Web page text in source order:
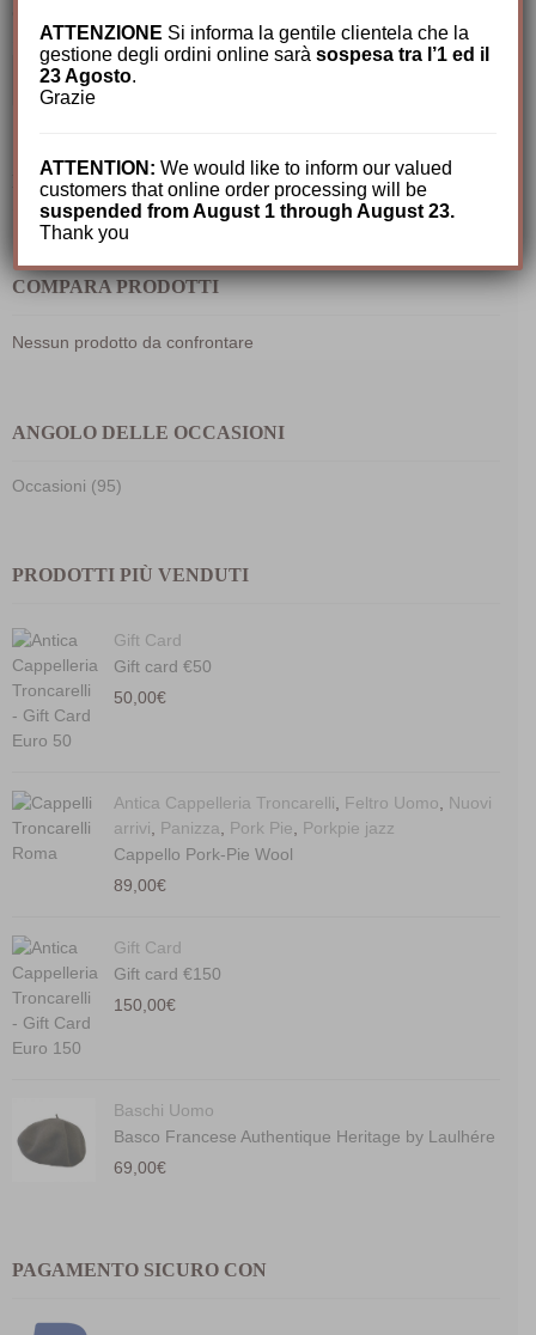
Cerca:
IL MIO CARRELLO
COMPARA PRODOTTI
Nessun prodotto da confrontare
ANGOLO DELLE OCCASIONI
Occasioni (95)
PRODOTTI PIÙ VENDUTI
Gift Card
Gift card €50
50,00€
Antica Cappelleria Troncarelli, Feltro Uomo, Nuovi
arrivi, Panizza, Pork Pie, Porkpie jazz
Cappello Pork-Pie Wool
89,00€
Gift Card
Gift card €150
150,00€
Baschi Uomo
Basco Francese Authentique Heritage by Laulhére
69,00€
PAGAMENTO SICURO CON
ATTENZIONE Si informa la gentile clientela che la
gestione degli ordini online saràsospesa tra l’1 ed il
23 Agosto.
Grazie
ATTENTION: We would like to inform our valued
customers that online order processing will be
suspended from August 1 through August 23.
Thank you